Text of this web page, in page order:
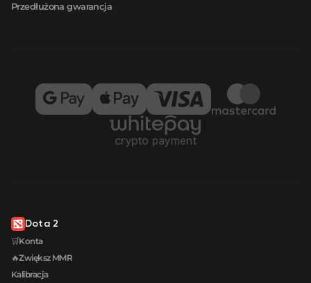
Przedłużona gwarancja
Dota 2
🛒Konta
🔥Zwiększ MMR
Kalibracja